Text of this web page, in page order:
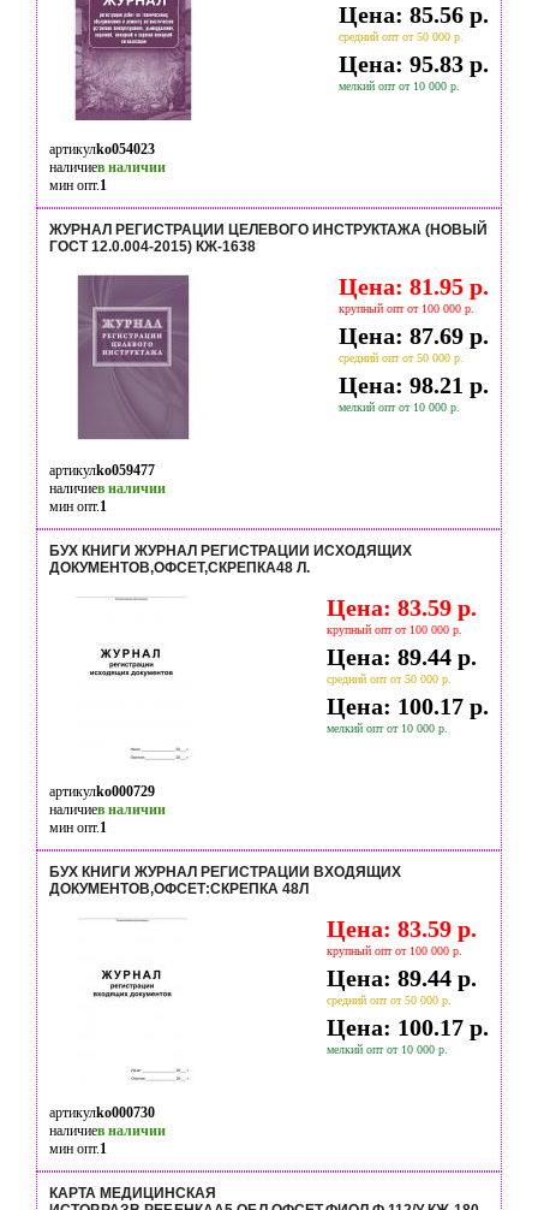
Цена: 85.56 р.
средний опт от 50 000 р.
Цена: 95.83 р.
мелкий опт от 10 000 р.
артикулko054023
наличиев наличии
мин опт.1
ЖУРНАЛ РЕГИСТРАЦИИ ЦЕЛЕВОГО ИНСТРУКТАЖА (НОВЫЙ
ГОСТ 12.0.004-2015) КЖ-1638
Цена: 81.95 р.
крупный опт от 100 000 р.
Цена: 87.69 р.
средний опт от 50 000 р.
Цена: 98.21 р.
мелкий опт от 10 000 р.
артикулko059477
наличиев наличии
мин опт.1
БУХ КНИГИ ЖУРНАЛ РЕГИСТРАЦИИ ИСХОДЯЩИХ
ДОКУМЕНТОВ,ОФСЕТ,СКРЕПКА48 Л.
Цена: 83.59 р.
крупный опт от 100 000 р.
Цена: 89.44 р.
средний опт от 50 000 р.
Цена: 100.17 р.
мелкий опт от 10 000 р.
артикулko000729
наличиев наличии
мин опт.1
БУХ КНИГИ ЖУРНАЛ РЕГИСТРАЦИИ ВХОДЯЩИХ
ДОКУМЕНТОВ,ОФСЕТ:СКРЕПКА 48Л
Цена: 83.59 р.
крупный опт от 100 000 р.
Цена: 89.44 р.
средний опт от 50 000 р.
Цена: 100.17 р.
мелкий опт от 10 000 р.
артикулko000730
наличиев наличии
мин опт.1
КАРТА МЕДИЦИНСКАЯ